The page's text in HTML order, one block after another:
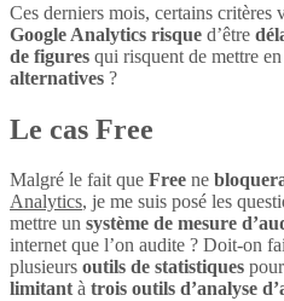
Ces derniers mois, certains critères
Google Analytics risque d’être
de figures qui risquent de mettre en
alternatives ?
Le cas Free
Malgré le fait que Free ne
Analytics, je me suis posé les
mettre un système de mesure
internet que l’on audite ? Doit-on
plusieurs outils de statistiques pour
limitantà trois outils d’analyse